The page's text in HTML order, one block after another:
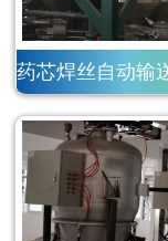
药芯焊丝自动输
统